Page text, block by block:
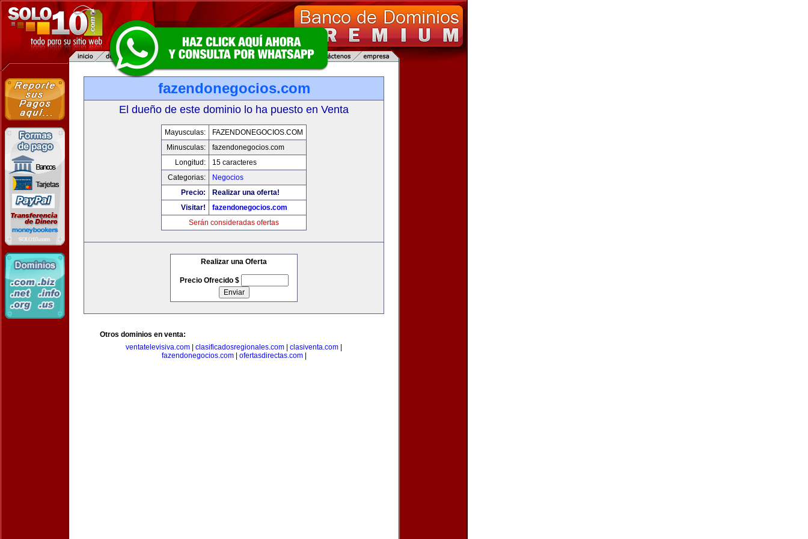
fazendonegocios.com
El dueño de este dominio lo ha puesto en Venta
Mayusculas:
FAZENDONEGOCIOS.COM
Minusculas:
fazendonegocios.com
Longitud:
15 caracteres
Categorias:
Negocios
Precio:
Realizar una oferta!
Visitar!
fazendonegocios.com
Serán consideradas ofertas
Realizar una Oferta
Precio Ofrecido $
Otros dominios en venta:
ventatelevisiva.com
clasificadosregionales.com clasiventa.com
fazendonegocios.com| ofertasdirectas.com|